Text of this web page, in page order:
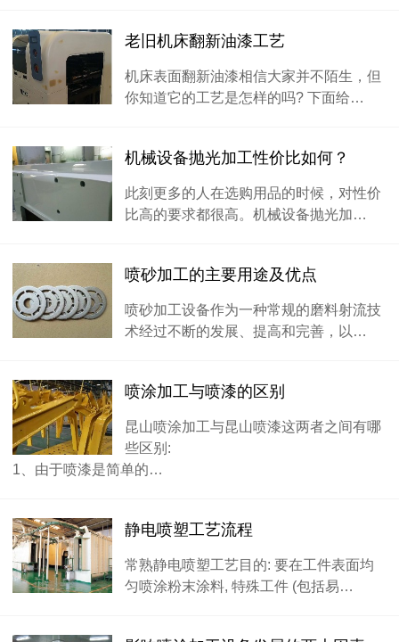
老旧机床翻新油漆工艺
机床表面翻新油漆相信大家并不陌生，但
你知道它的工艺是怎样的吗? 下面给…
机械设备抛光加工性价比如何？
此刻更多的人在选购用品的时候，对性价
比高的要求都很高。机械设备抛光加…
喷砂加工的主要用途及优点
喷砂加工设备作为一种常规的磨料射流技
术经过不断的发展、提高和完善，以…
喷涂加工与喷漆的区别
昆山喷涂加工与昆山喷漆这两者之间有哪
些区别:
1、由于喷漆是简单的…
静电喷塑工艺流程
常熟静电喷塑工艺目的: 要在工件表面均
匀喷涂粉末涂料, 特殊工件 (包括易…